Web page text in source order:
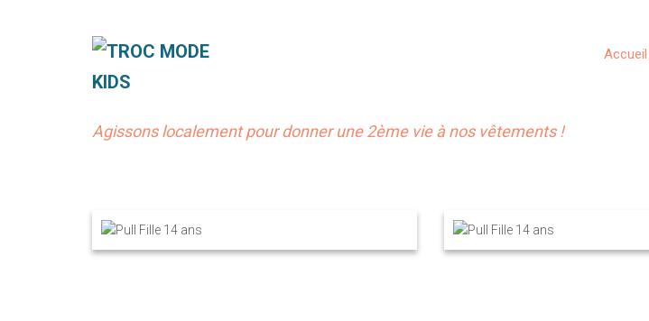
Accueil
Agissons localement pour donner une 2ème vie à nos vêtements !